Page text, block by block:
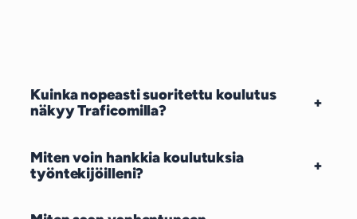
Kuinka nopeasti suoritettu koulutus
näkyy Traficomilla?
+
Miten voin hankkia koulutuksia
työntekijöilleni?
+